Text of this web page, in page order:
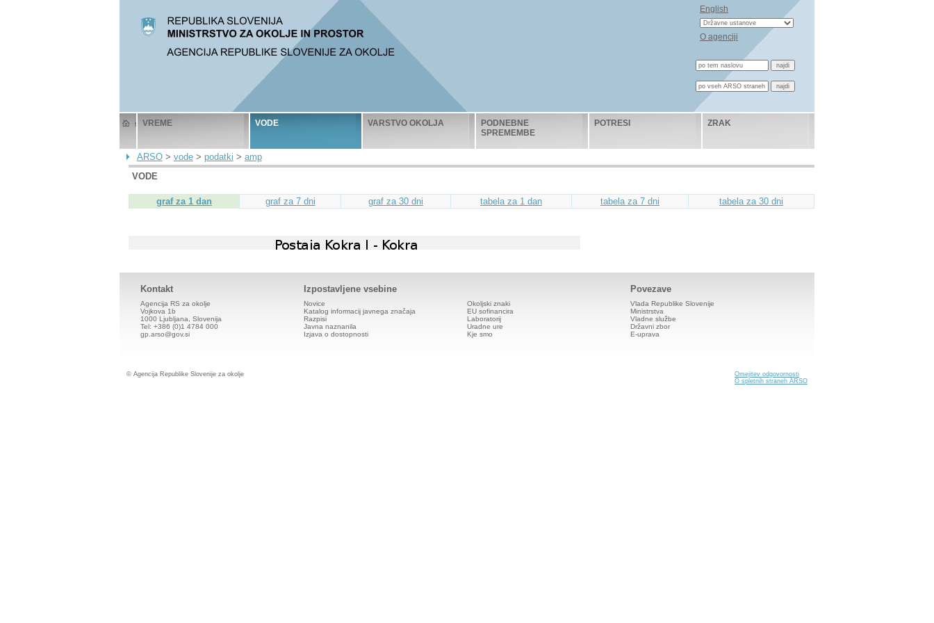
English
O agenciji
VREME VODE VARSTVO OKOLJA
PODNEBNE
SPREMEMBE
POTRESI ZRAK
ARSO> vode> podatki > amp
VODE
graf za 1 dan graf za 7 dni graf za 30 dni tabela za 1 dan tabela za 7 dni tabela za 30 dni
Kontakt
Agencija RS za okolje
Vojkova 1b
1000 Ljubljana, Slovenija
Tel: +386 (0)1 4784 000
gp.arso@gov.si
Izpostavljene vsebine
Novice
Katalog informacij javnega značaja
Razpisi
Javna naznanila
Izjava o dostopnosti
Okoljski znaki
EU sofinancira
Laboratorij
Uradne ure
Kje smo
Povezave
Vlada Republike Slovenije
Ministrstva
Vladne službe
Državni zbor
E-uprava
© Agencija Republike Slovenije za okolje
Omejitev odgovornosti
O spletnih straneh ARSO